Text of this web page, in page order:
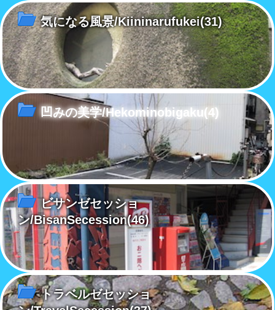
気になる風景/Kiininarufukei(31)
凹みの美学/Hekominobigaku(4)
ビサンゼセッショ
ン/BisanSecession(46)
トラベルゼセッショ